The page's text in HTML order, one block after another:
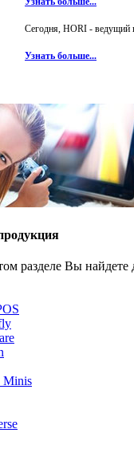
Сегодня, HORI - ведущий
Узнать больше...
разделе Вы
Minis